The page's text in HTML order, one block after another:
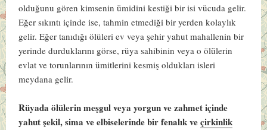
olduğunu gören kimsenin ümidini kestiği bir isi vücuda gelir.
Eğer sıkıntı içinde ise, tahmin etmediği bir yerden kolaylık
gelir. Eğer tanıdığı ölüleri ev veya şehir yahut mahallenin bir
yerinde durduklarını görse, rüya sahibinin veya o ölülerin
evlat ve torunlarının ümitlerini kesmiş oldukları isleri
meydana gelir.
Rüyada ölülerin meşgul veya yorgun ve zahmet içinde
yahut şekil, sima ve elbiselerinde bir fenalık veçirkinlik